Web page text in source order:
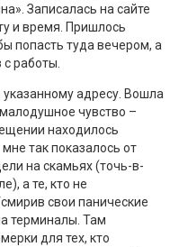
Записалась на сайте
и время. Пришлось
попасть туда вечером, а
работы.
указанному адресу. Вошла
чувство –
находилось
так показалось от
на скамьях (точь-в-
а те, кто не
свои панические
терминалы. Там
для тех, кто